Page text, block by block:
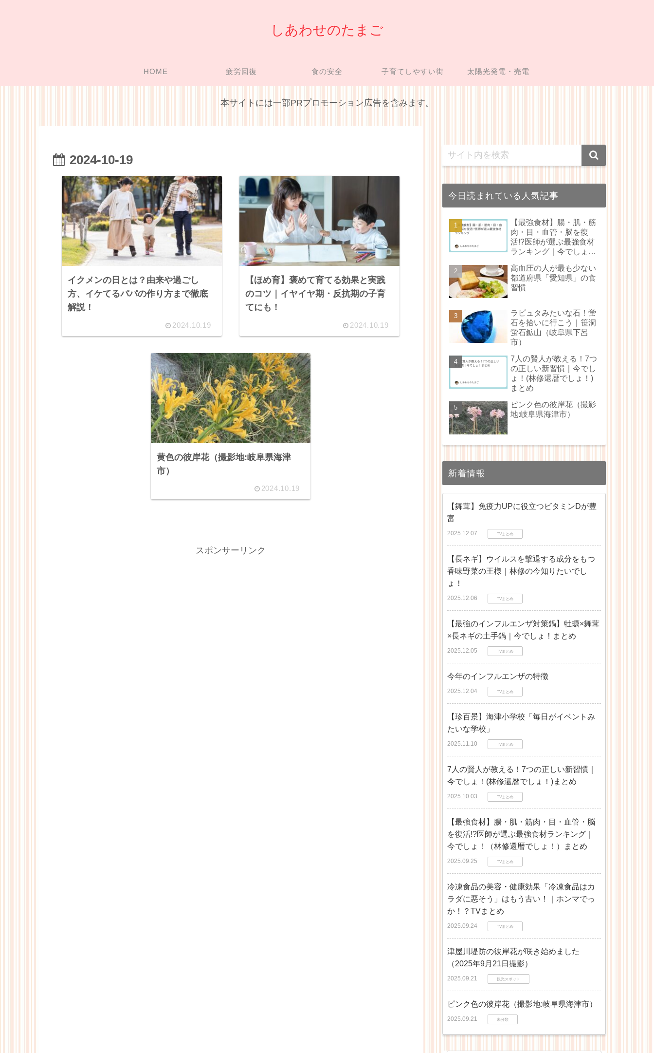
しあわせのたまご
HOME 疲労回復 食の安全 子育てしやすい街 太陽光発電・売電
本サイトには一部PRプロモーション広告を含みます。
2024-10-19
イクメンの日とは？由来や過ごし
方、イケてるパパの作り方まで徹底
解説！
2024.10.19
【ほめ育】褒めて育てる効果と実践
のコツ｜イヤイヤ期・反抗期の子育
てにも！
2024.10.19
黄色の彼岸花（撮影地:岐阜県海津
市）
2024.10.19
スポンサーリンク
今日読まれている人気記事
【最強食材】腸・肌・筋
肉・目・血管・脳を復
活!?医師が選ぶ最強食材
ランキング｜今でしょ！
とめ
高血圧の人が最も少ない
都道府県「愛知県」の食
習慣
ラピュタみたいな石！蛍
石を拾いに行こう｜笹洞
蛍石鉱山（岐阜県下呂
市）
7人の賢人が教える！7つ
の正しい新習慣｜今でし
ょ！(林修還暦でしょ！)
まとめ
ピンク色の彼岸花（撮影
地:岐阜県海津市）
新着情報
【舞茸】免疫力UPに役立つビタミンDが豊
富
2025.12.07 TVまとめ
【長ネギ】ウイルスを撃退する成分をもつ
香味野菜の王様｜林修の今知りたいでし
ょ！
2025.12.06 TVまとめ
【最強のインフルエンザ対策鍋】牡蠣×舞茸
×長ネギの土手鍋｜今でしょ！まとめ
2025.12.05 TVまとめ
今年のインフルエンザの特徴
2025.12.04 TVまとめ
【珍百景】海津小学校「毎日がイベントみ
たいな学校」
2025.11.10 TVまとめ
7人の賢人が教える！7つの正しい新習慣｜
今でしょ！(林修還暦でしょ！)まとめ
2025.10.03 TVまとめ
【最強食材】腸・肌・筋肉・目・血管・脳
を復活!?医師が選ぶ最強食材ランキング｜
今でしょ！（林修還暦でしょ！）まとめ
2025.09.25 TVまとめ
冷凍食品の美容・健康効果「冷凍食品はカ
ラダに悪そう」はもう古い！｜ホンマでっ
か！？TVまとめ
2025.09.24 TVまとめ
津屋川堤防の彼岸花が咲き始めました
（2025年9月21日撮影）
2025.09.21 観光スポット
ピンク色の彼岸花（撮影地:岐阜県海津市）
2025.09.21 未分類